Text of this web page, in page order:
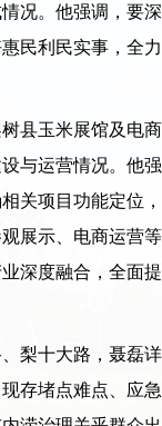
况。他强调，要深
民利民实事，全力
县玉米展馆及电商
与运营情况。他强
关项目功能定位，
展示、电商运营等
深度融合，全面提
梨十大路，聂磊详
存堵点难点、应急